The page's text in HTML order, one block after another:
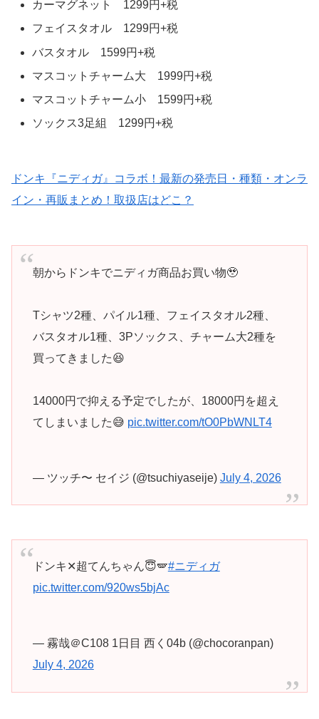
カーマグネット 1299円+税
フェイスタオル 1299円+税
バスタオル 1599円+税
マスコットチャーム大 1999円+税
マスコットチャーム小 1599円+税
ソックス3足組 1299円+税
ドンキ『ニディガ』コラボ！最新の発売日・種類・オンラ
イン・再販まとめ！取扱店はどこ？
朝からドンキでニディガ商品お買い物🥹
Tシャツ2種、パイル1種、フェイスタオル2種、
バスタオル1種、3Pソックス、チャーム大2種を
買ってきました😆
14000円で抑える予定でしたが、18000円を超え
てしまいました😅 pic.twitter.com/tO0PbWNLT4
— ツッチ〜 セイジ (@tsuchiyaseije) July 4, 2026
ドンキ✕超てんちゃん😇🪽#ニディガ
pic.twitter.com/920ws5bjAc
— 霧哉＠C108 1日目 西く04b (@chocoranpan)
July 4, 2026